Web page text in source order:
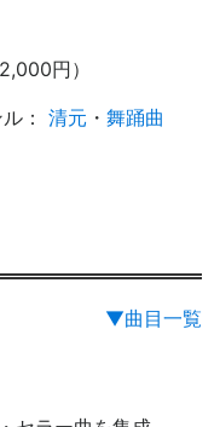
円）
： 清元 ・ 舞踊曲
▼曲目一覧